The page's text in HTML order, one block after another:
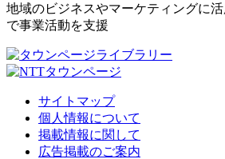
地域のビジネスやマーケティングに
で事業活動を支援
サイトマップ
個人情報について
掲載情報に関して
広告掲載のご案内